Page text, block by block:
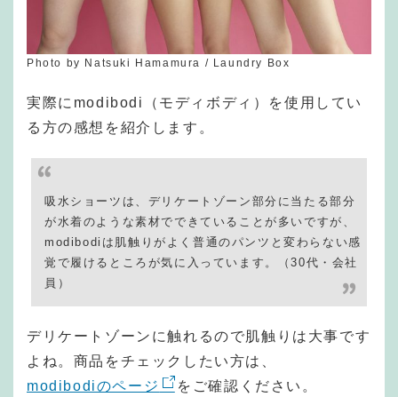
Photo by Natsuki Hamamura / Laundry Box
実際にmodibodi（モディボディ）を使用してい
る方の感想を紹介します。
吸水ショーツは、デリケートゾーン部分に当たる部分
が水着のような素材でできていることが多いですが、
modibodiは肌触りがよく普通のパンツと変わらない感
覚で履けるところが気に入っています。（30代・会社
員）
デリケートゾーンに触れるので肌触りは大事です
よね。商品をチェックしたい方は、
modibodiのページ
をご確認ください。